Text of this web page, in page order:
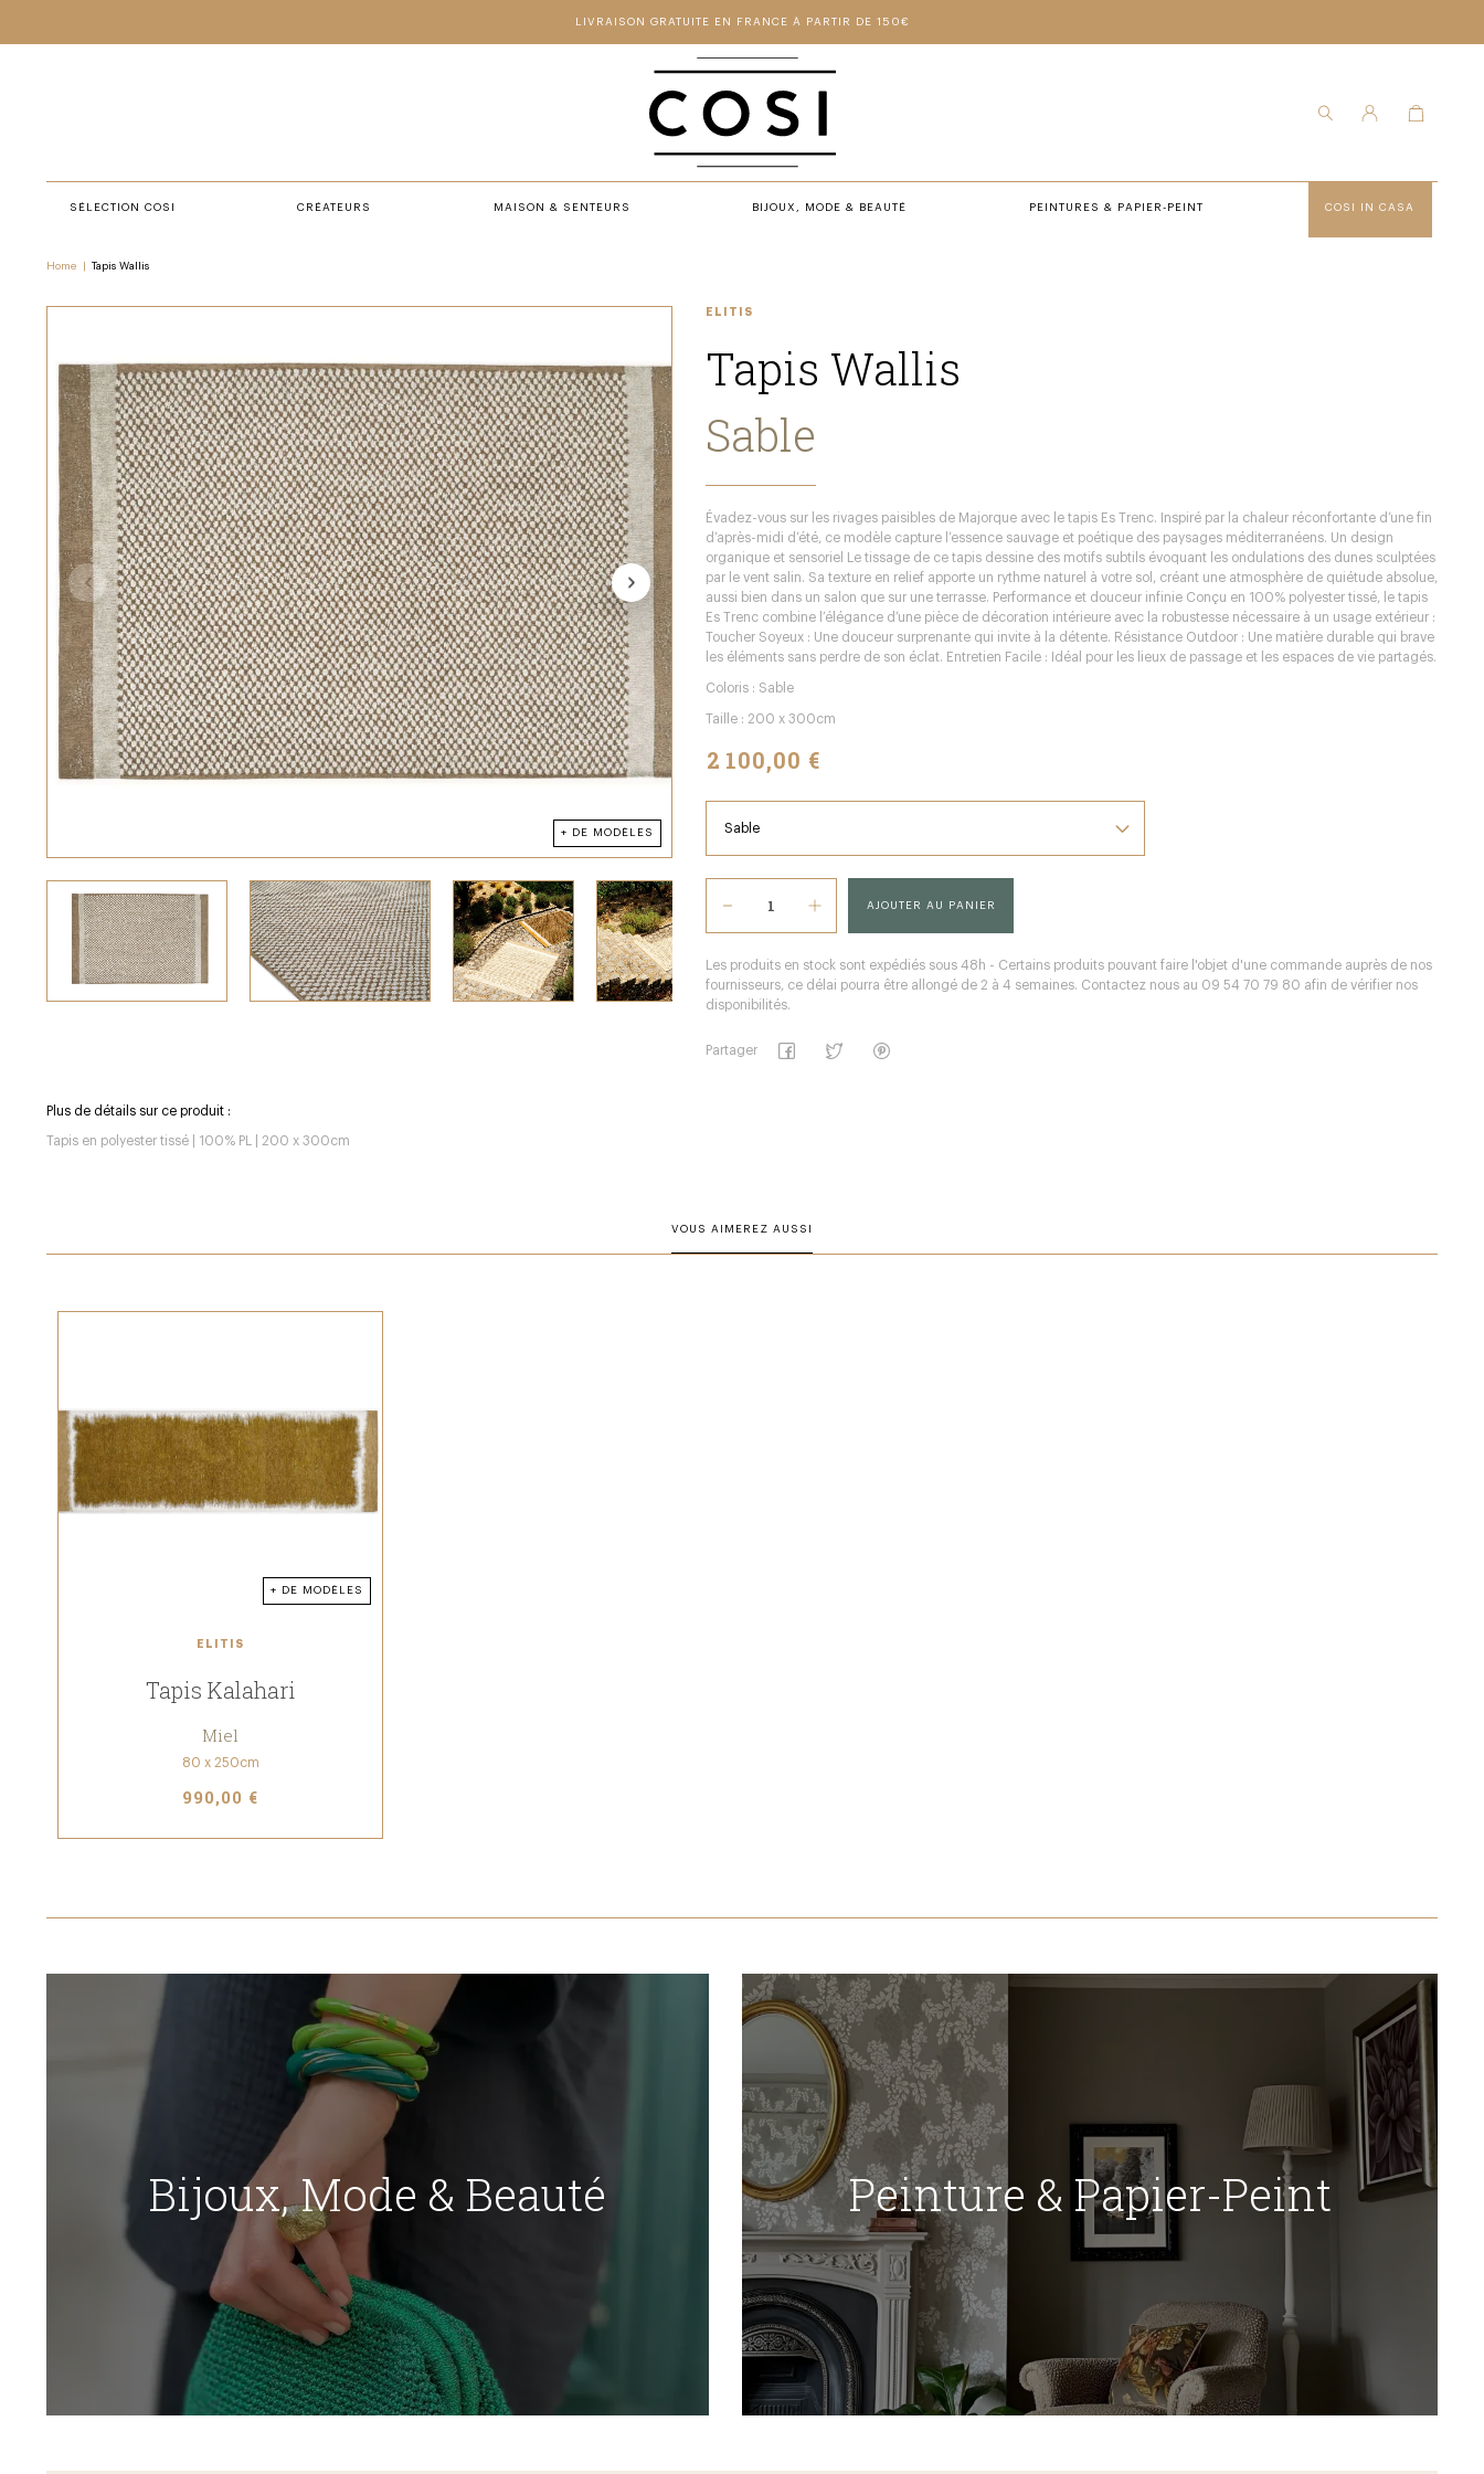
LIVRAISON GRATUITE EN FRANCE À PARTIR DE 150€
SÉLECTION COSI CRÉATEURS MAISON & SENTEURS BIJOUX, MODE & BEAUTÉ PEINTURES & PAPIER-PEINT COSI IN CASA
Home Tapis Wallis
+ DE MODÈLES
ELITIS
Tapis Wallis
Sable
Évadez-vous sur les rivages paisibles de Majorque avec le tapis Es Trenc. Inspiré par la chaleur réconfortante d’une fin
d’après-midi d’été, ce modèle capture l’essence sauvage et poétique des paysages méditerranéens. Un design
organique et sensoriel Le tissage de ce tapis dessine des motifs subtils évoquant les ondulations des dunes sculptées
par le vent salin. Sa texture en relief apporte un rythme naturel à votre sol, créant une atmosphère de quiétude absolue,
aussi bien dans un salon que sur une terrasse. Performance et douceur infinie Conçu en 100% polyester tissé, le tapis
Es Trenc combine l’élégance d’une pièce de décoration intérieure avec la robustesse nécessaire à un usage extérieur :
Toucher Soyeux : Une douceur surprenante qui invite à la détente. Résistance Outdoor : Une matière durable qui brave
les éléments sans perdre de son éclat. Entretien Facile : Idéal pour les lieux de passage et les espaces de vie partagés.
Coloris : Sable
Taille : 200 x 300cm
2 100,00 €
AJOUTER AU PANIER
Les produits en stock sont expédiés sous 48h - Certains produits pouvant faire l'objet d'une commande auprès de nos
fournisseurs, ce délai pourra être allongé de 2 à 4 semaines. Contactez nous au 09 54 70 79 80 afin de vérifier nos
disponibilités.
Partager
Plus de détails sur ce produit :
Tapis en polyester tissé | 100% PL | 200 x 300cm
VOUS AIMEREZ AUSSI
+ DE MODÈLES
ELITIS
Tapis Kalahari
Miel
80 x 250cm
990,00 €
Bijoux, Mode & Beauté Peinture & Papier-Peint